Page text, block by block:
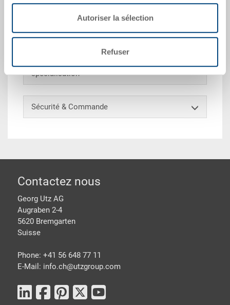
Autoriser la sélection
Refuser
Pince à étiquettes, métal, zingué, autre, ext. 42x30
spécialisation
Sécurité & Commande
pied de page
Contactez nous
Georg Utz AG
Augraben 2-4
5620 Bremgarten
Suisse
Phone: +41 56 648 77 11
E-Mail: info.ch@utzgroup.com